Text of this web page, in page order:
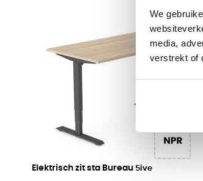
We
media,
verstrekt of
Elektrisch zit sta Bureau 5ive